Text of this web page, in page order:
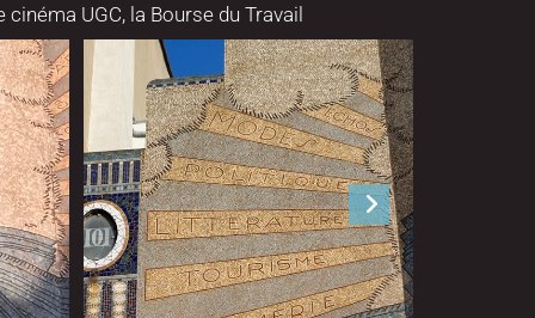
UGC, la Bourse du Travail